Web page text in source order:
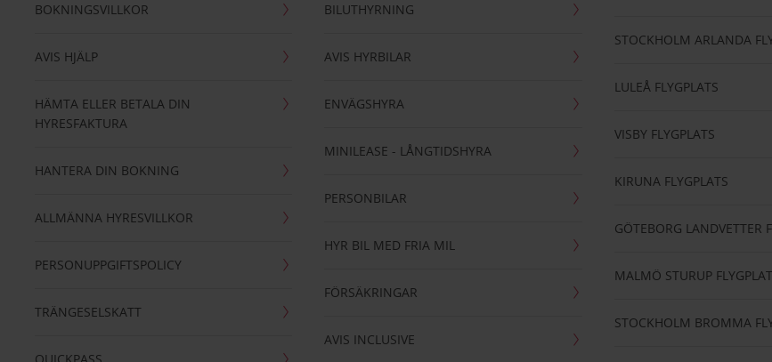
BOKNINGSVILLKOR
AVIS HJÄLP
HÄMTA ELLER BETALA DIN
HYRESFAKTURA
HANTERA DIN BOKNING
ALLMÄNNA HYRESVILLKOR
PERSONUPPGIFTSPOLICY
TRÄNGESELSKATT
BILUTHYRNING
AVIS HYRBILAR
ENVÄGSHYRA
MINILEASE - LÅNGTIDSHYRA
PERSONBILAR
HYR BIL MED FRIA MIL
FÖRSÄKRINGAR
AVIS INCLUSIVE
STOCKHOLM ARLANDA
LULEÅ FLYGPLATS
VISBY FLYGPLATS
KIRUNA FLYGPLATS
GÖTEBORG LANDVETTER
MALMÖ STURUP
STOCKHOLM BROMMA